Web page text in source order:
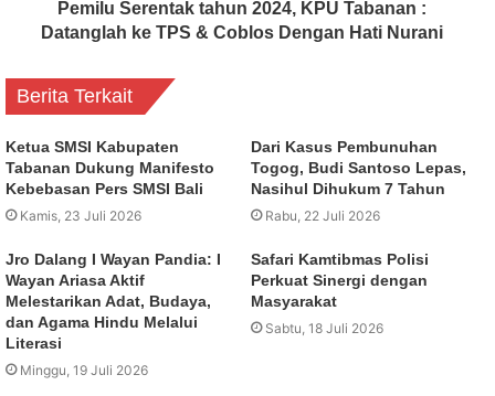
Pemilu Serentak tahun 2024, KPU Tabanan :
Datanglah ke TPS & Coblos Dengan Hati Nurani
Berita Terkait
Ketua SMSI Kabupaten
Tabanan Dukung Manifesto
Kebebasan Pers SMSI Bali
Kamis, 23 Juli 2026
Dari Kasus Pembunuhan
Togog, Budi Santoso Lepas,
Nasihul Dihukum 7 Tahun
Rabu, 22 Juli 2026
Jro Dalang I Wayan Pandia: I
Wayan Ariasa Aktif
Melestarikan Adat, Budaya,
dan Agama Hindu Melalui
Literasi
Minggu, 19 Juli 2026
Safari Kamtibmas Polisi
Perkuat Sinergi dengan
Masyarakat
Sabtu, 18 Juli 2026